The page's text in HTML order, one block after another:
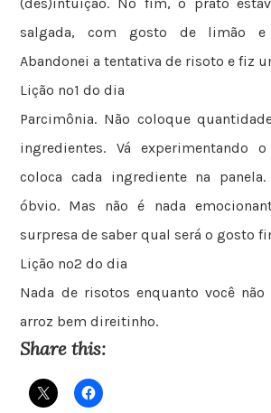
salgada, com gosto de limão e
Abandonei a tentativa de risoto e fiz
Lição nº1 do dia
Parcimônia. Não coloque
ingredientes. Vá experimentando
coloca cada ingrediente na
óbvio. Mas não é nada
surpresa de saber qual será o gosto
Lição nº2 do dia
Nada de risotos enquanto você
arroz bem direitinho.
Share this: